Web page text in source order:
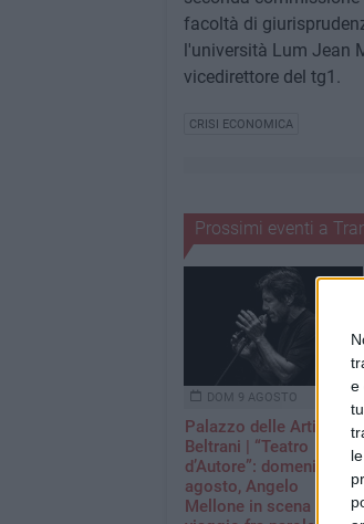
e
facoltà di
l'università Lum Jean
vicedirettore del tg1.
CRISI ECONOMICA
Prossimi eventi a
DOM 9 AGOSTO
Palazzo delle Arti
Beltrani | “Teatro
d’Autore”: domenica 9
agosto, Angelo
Mellone in scena un